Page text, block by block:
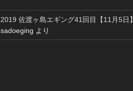
2019 佐渡ヶ島エギング41回目【11月5日】
sadoeging より